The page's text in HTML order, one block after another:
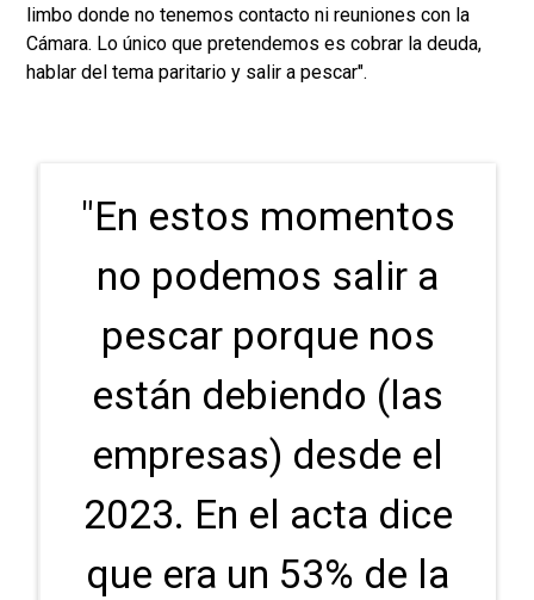
limbo donde no tenemos contacto ni reuniones con la
Cámara. Lo único que pretendemos es cobrar la deuda,
hablar del tema paritario y salir a pescar".
"En estos momentos
no podemos salir a
pescar porque nos
están debiendo (las
empresas) desde el
2023. En el acta dice
que era un 53% de la